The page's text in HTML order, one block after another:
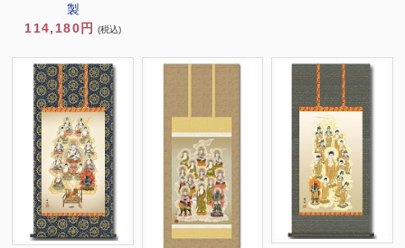
製
114,180円
(税込)